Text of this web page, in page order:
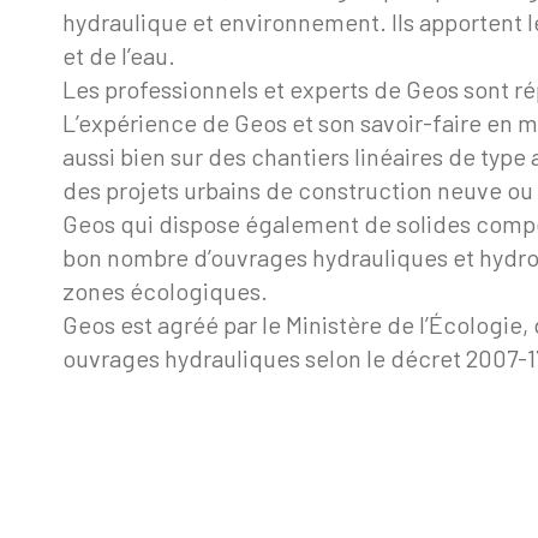
hydraulique et environnement. Ils apportent
et de l’eau.
Les professionnels et experts de Geos sont
L’expérience de Geos et son savoir-faire en
aussi bien sur des chantiers linéaires de
des projets urbains de construction neuve
Geos qui dispose également de solides
bon nombre d’ouvrages hydrauliques et
zones écologiques.
Geos est agréé par le Ministère de
ouvrages hydrauliques selon le décret 2007-